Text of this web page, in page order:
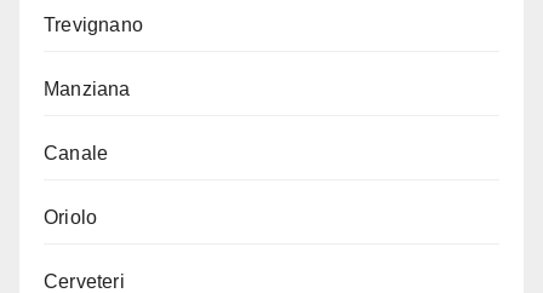
Trevignano
Manziana
Canale
Oriolo
Cerveteri